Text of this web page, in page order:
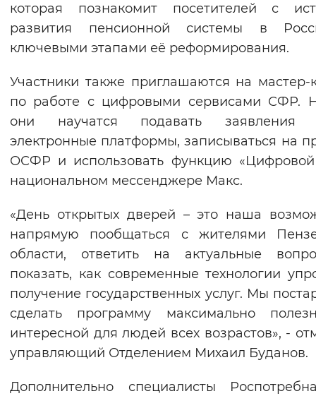
которая познакомит посетителей с
развития пенсионной системы в
ключевыми этапами её реформирования.
Участники также приглашаются на
по работе с цифровыми сервисами СФР.
они научатся подавать заявления
электронные платформы, записываться на
ОСФР и использовать функцию
национальном мессенджере Макс.
«День открытых дверей – это наша
напрямую пообщаться с жителями
области, ответить на актуальные
показать, как современные технологии
получение государственных услуг. Мы
сделать программу максимально
интересной для людей всех возрастов», -
управляющий Отделением Михаил Буданов.
Дополнительно специалисты